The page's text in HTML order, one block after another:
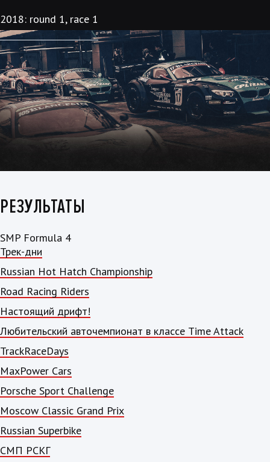
РЕЗУЛЬТАТЫ
SMP Formula 4
Трек-дни
Russian Hot Hatch Championship
Road Racing Riders
Настоящий дрифт!
Любительский авточемпионат в классе Time Attack
TrackRaceDays
MaxPower Cars
Porsche Sport Challenge
Moscow Classic Grand Prix
Russian Superbike
СМП РСКГ
2018: round 1, race 1